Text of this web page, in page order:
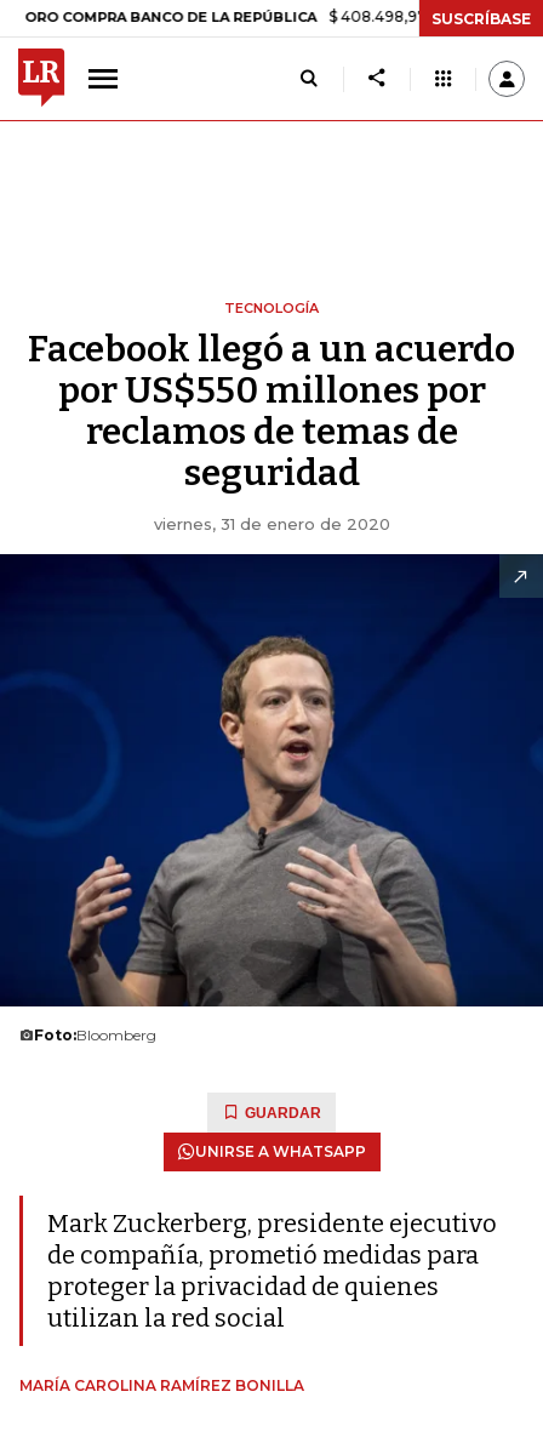
BANCO DE LA REPÚBLICA $ 408.498,97 +$ 8.753,81 +2,19%
SUSCRÍBASE
TECNOLOGÍA
Facebook llegó a un acuerdo
por US$550 millones por
reclamos de temas de
seguridad
viernes, 31 de enero de 2020
Foto:Bloomberg
GUARDAR
UNIRSE A WHATSAPP
Mark Zuckerberg, presidente ejecutivo
de compañía, prometió medidas para
proteger la privacidad de quienes
utilizan la red social
MARÍA CAROLINA RAMÍREZ BONILLA